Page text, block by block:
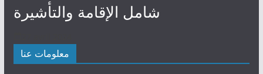
شامل الإقامة والتأشيرة
معلومات عنا